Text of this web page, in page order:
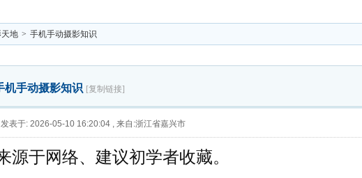
地 > 手机手动摄影知识
机手动摄影知识 [复制链接]
发表于: 2026-05-10 16:20:04 , 来自:浙江省嘉兴市
源于网络、建议初学者收藏。